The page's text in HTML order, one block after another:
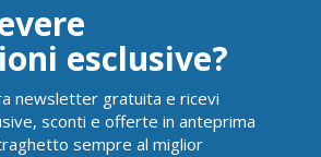
esclusive?
newsletter gratuita e ricevi
sconti e offerte in anteprima
sempre al miglior